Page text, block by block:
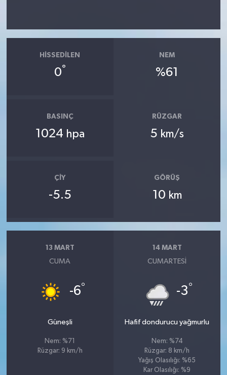
HISSEDILEN
0°
NEM
%61
BASINÇ
1024 hpa
RÜZGAR
5 km/s
ÇIY
-5.5
GÖRÜŞ
10 km
13 MART
CUMA
-6°
Güneşli
Nem: %71
Rüzgar: 9 km/h
14 MART
CUMARTESI
-3°
Hafif dondurucu yağmurlu
Nem: %74
Rüzgar: 8 km/h
Yağış Olasılığı: %65
Kar Olasılığı: %9